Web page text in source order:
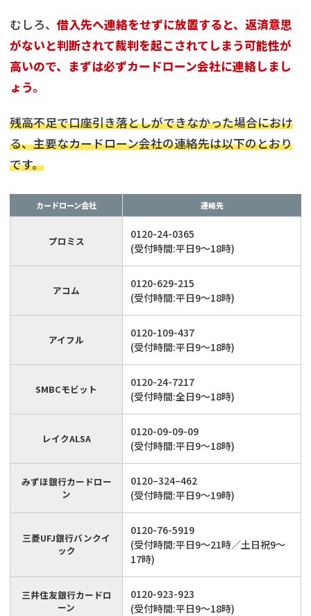
むしろ、 借入先へ連絡をせずに放置すると、返済意思
がないと判断されて裁判を起こされてしまう可能性が
高いので、まずは必ずカードローン会社に連絡しまし
ょう。
残高不足で口座引き落としができなかった場合におけ
る、主要なカードローン会社の連絡先は以下のとおり
です。
カードローン会社 連絡先
プロミス
0120-24-0365
(受付時間:平日9〜18時)
アコム
0120-629-215
(受付時間:平日9〜18時)
アイフル
0120-109-437
(受付時間:平日9〜18時)
SMBCモビット
0120-24-7217
(受付時間:全日9〜18時)
レイクALSA
0120-09-09-09
(受付時間:平日9～18時)
みずほ銀行カードロー
ン
0120–324–462
(受付時間:平日9～19時)
三菱UFJ銀行バンクイ
ック
0120-76-5919
(受付時間:平日9～21時／土日祝9～
17時)
三井住友銀行カードロ
ーン
0120-923-923
(受付時間:平日9～18時)